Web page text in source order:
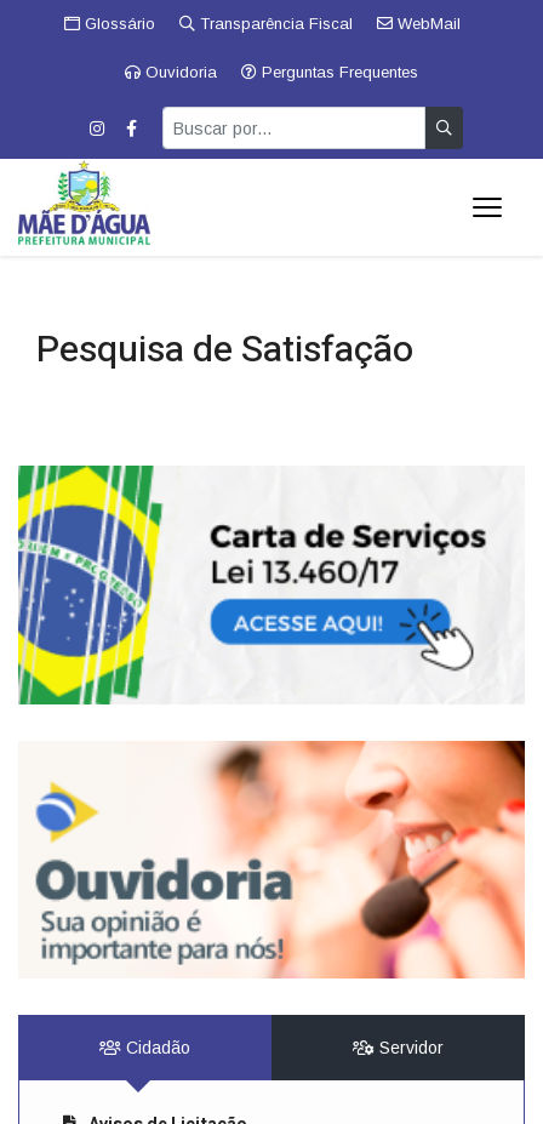
Glossário Transparência Fiscal WebMail
Ouvidoria Perguntas Frequentes
Pesquisa de Satisfação
Cidadão Servidor